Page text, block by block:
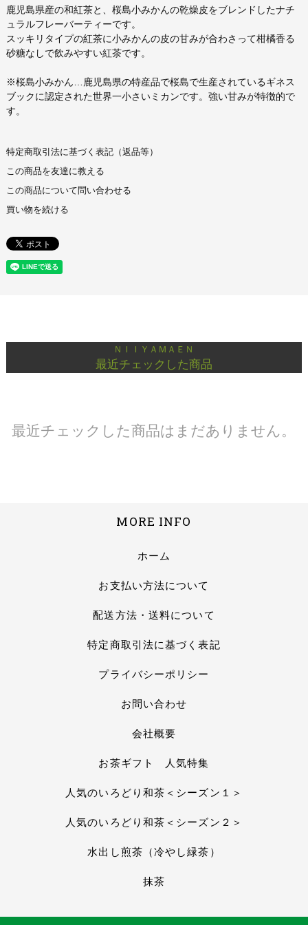
鹿児島県産の和紅茶と、桜島小みかんの乾燥皮をブレンドしたナチ
ュラルフレーバーティーです。
スッキリタイプの紅茶に小みかんの皮の甘みが合わさって柑橘香る
砂糖なしで飲みやすい紅茶です。
※桜島小みかん…鹿児島県の特産品で桜島で生産されているギネス
ブックに認定された世界一小さいミカンです。強い甘みが特徴的で
す。
特定商取引法に基づく表記（返品等）
この商品を友達に教える
この商品について問い合わせる
買い物を続ける
ＮＩＩＹＡＭＡＥＮ
最近チェックした商品
最近チェックした商品はまだありません。
MORE INFO
ホーム
お支払い方法について
配送方法・送料について
特定商取引法に基づく表記
プライバシーポリシー
お問い合わせ
会社概要
お茶ギフト 人気特集
人気のいろどり和茶＜シーズン１＞
人気のいろどり和茶＜シーズン２＞
水出し煎茶（冷やし緑茶）
抹茶